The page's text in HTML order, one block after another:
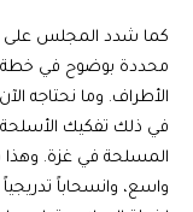
كما شدد المجلس على
محددة بوضوح في خطة
الأطراف. وما نحتاجه
في ذلك تفكيك الأسلحة
المسلحة في غزة. وهذا
واسع، وانسحاباً